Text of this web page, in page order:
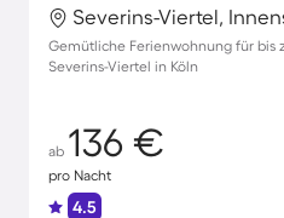
Severins-Viertel,
Gemütliche Ferienwohnung für bis
Severins-Viertel in Köln
ab 136 €
pro Nacht
4.5